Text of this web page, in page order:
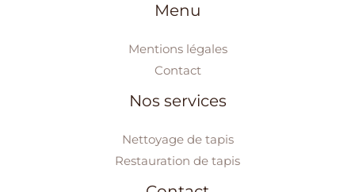
Menu
Mentions légales
Contact
Nos services
Nettoyage de tapis
Restauration de tapis